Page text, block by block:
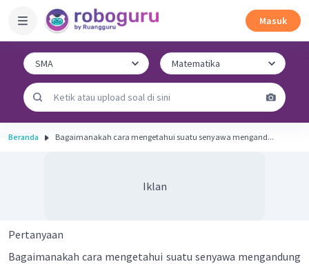
Masuk
Beranda Bagaimanakah cara mengetahui suatu senyawa mengand...
Iklan
Pertanyaan
Bagaimanakah cara mengetahui suatu senyawa mengandung